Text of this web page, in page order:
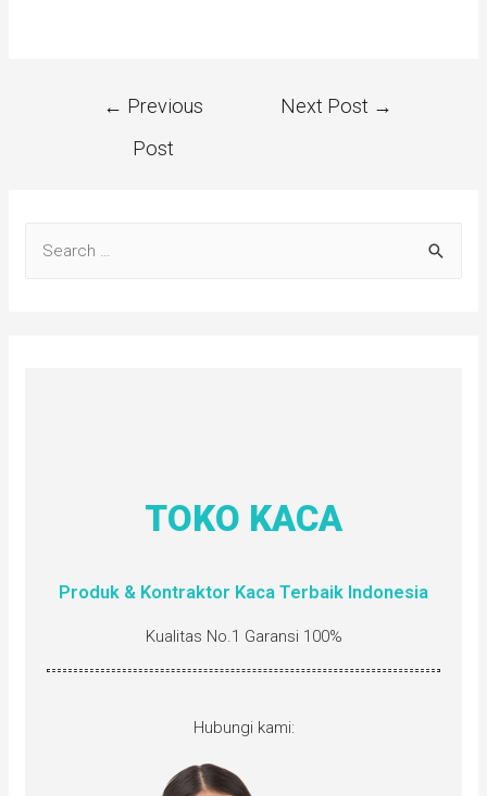
← Previous
Post
Next Post →
TOKO KACA
Produk & Kontraktor Kaca Terbaik Indonesia
Kualitas No.1 Garansi 100%
Hubungi kami: